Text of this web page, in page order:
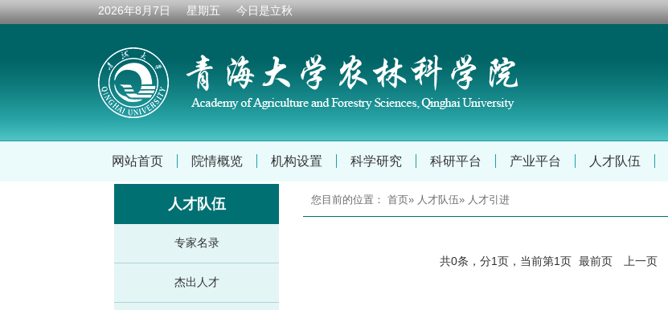
2026年8月7日 星期五 今日是立秋
网站首页 院情概览 机构设置 科学研究 科研平台 产业平台 人才队伍
人才队伍
专家名录
杰出人才
您目前的位置： 首页» 人才队伍» 人才引进
共0条，分1页，当前第1页 最前页 上一页